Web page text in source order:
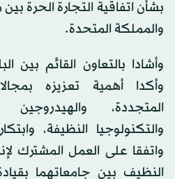
بشأن اتفاقية التجارة الحرة
والمملكة المتحدة.
وأشادا بالتعاون القائم بين
وأكدا أهمية تعزيزه
المتجددة،
والتكنولوجيا النظيفة،
واتفقا على العمل المشترك
النظيف بين جامعاتهما